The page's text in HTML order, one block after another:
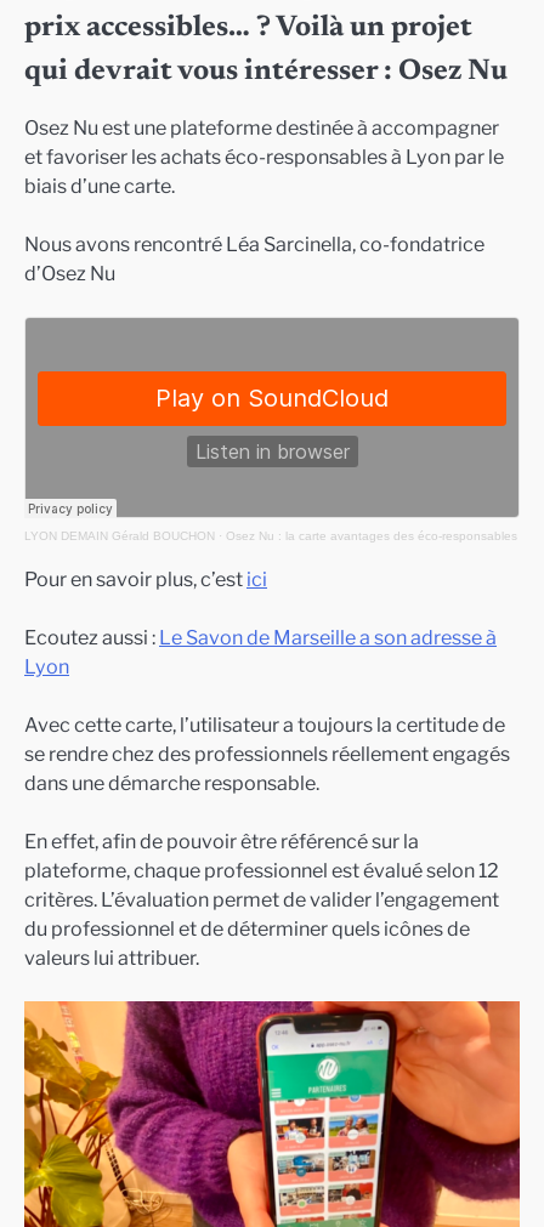
LINK
EMBED
prix accessibles… ? Voilà un projet
qui devrait vous intéresser : Osez Nu
Osez Nu est une plateforme destinée à accompagner
et favoriser les achats éco-responsables à Lyon par le
biais d’une carte.
Nous avons rencontré Léa Sarcinella, co-fondatrice
d’Osez Nu
LYON DEMAIN Gérald BOUCHON · Osez Nu : la carte avantages des éco-responsables
Pour en savoir plus, c’est ici
Ecoutez aussi : Le Savon de Marseille a son adresse à
Lyon
Avec cette carte, l’utilisateur a toujours la certitude de
se rendre chez des professionnels réellement engagés
dans une démarche responsable.
En effet, afin de pouvoir être référencé sur la
plateforme, chaque professionnel est évalué selon 12
critères. L’évaluation permet de valider l’engagement
du professionnel et de déterminer quels icônes de
valeurs lui attribuer.